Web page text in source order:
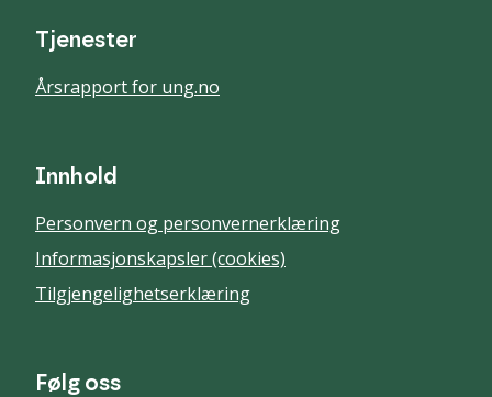
Tjenester
Årsrapport for ung.no
Innhold
Personvern og personvernerklæring
Informasjonskapsler (cookies)
Tilgjengelighetserklæring
Følg oss